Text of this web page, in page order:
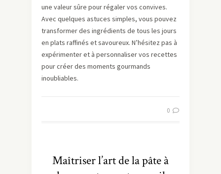
une valeur sûre pour régaler vos convives.
Avec quelques astuces simples, vous pouvez
transformer des ingrédients de tous les jours
en plats raffinés et savoureux. N’hésitez pas à
expérimenter et à personnaliser vos recettes
pour créer des moments gourmands
inoubliables.
0
Maîtriser l’art de la pâte à